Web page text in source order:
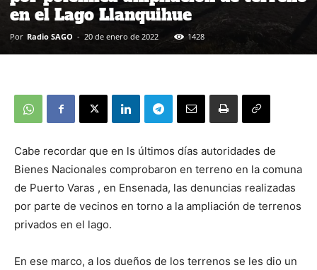
en el Lago Llanquihue
Por Radio SAGO - 20 de enero de 2022 1428
Cabe recordar que en ls últimos días autoridades de
Bienes Nacionales comprobaron en terreno en la comuna
de Puerto Varas , en Ensenada, las denuncias realizadas
por parte de vecinos en torno a la ampliación de terrenos
privados en el lago.
En ese marco, a los dueños de los terrenos se les dio un